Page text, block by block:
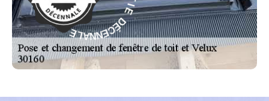
G
A
R
A
N
T
I
D
É
C
E
N
N
A
L
E
-